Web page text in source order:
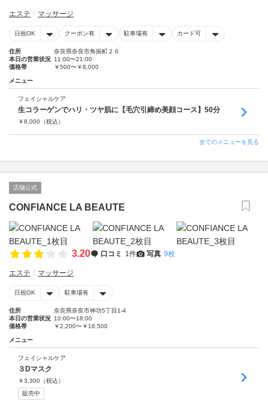
エステ マッサージ
日祝OK クーポン有 駐車場有 カード可
住所
奈良県奈良市角振町２６
本日の営業状況 11:00〜21:00
価格帯
￥500〜￥8,000
メニュー
フェイシャルケア
生コラーゲンでハリ・ツヤ肌に【毛穴引締め美顔コース】50分
￥8,000 （税込）
全てのメニューを見る
店舗公式
CONFIANCE LA BEAUTE
3.20 口コミ 1件 写真 9枚
エステ マッサージ
日祝OK 駐車場有
住所
奈良県奈良市神功5丁目1-4
本日の営業状況 10:00〜18:00
価格帯
￥2,200〜￥16,500
メニュー
フェイシャルケア
３Dマスク
￥3,300 （税込）
販売中